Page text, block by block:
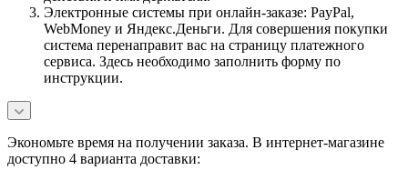
Электронные системы при онлайн-заказе: PayPal,
WebMoney и Яндекс.Деньги. Для совершения покупки
система перенаправит вас на страницу платежного
сервиса. Здесь необходимо заполнить форму по
инструкции.
Экономьте время на получении заказа. В интернет-магазине
доступно 4 варианта доставки: